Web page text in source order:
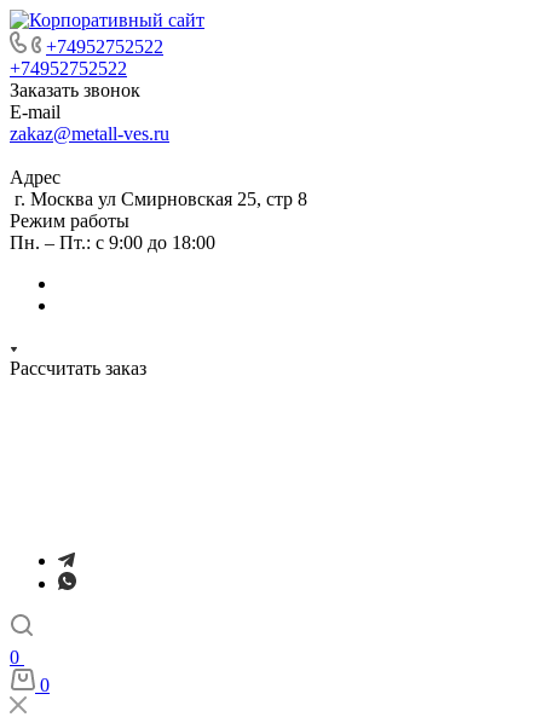
+74952752522
+74952752522
Заказать звонок
E-mail
zakaz@metall-ves.ru
Адрес
г. Москва ул Смирновская 25, стр 8
Режим работы
Пн. – Пт.: с 9:00 до 18:00
Рассчитать заказ
0
0